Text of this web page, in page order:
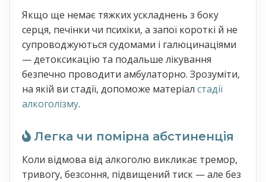
Якщо ще немає тяжких ускладнень з боку
серця, печінки чи психіки, а запої короткі й не
супроводжуються судомами і галюцинаціями
— детоксикацію та подальше лікування
безпечно проводити амбулаторно. Зрозуміти,
на якій ви стадії, допоможе матеріал стадії
алкоголізму.
Легка чи помірна абстиненція
Коли відмова від алкоголю викликає тремор,
тривогу, безсоння, підвищений тиск — але без